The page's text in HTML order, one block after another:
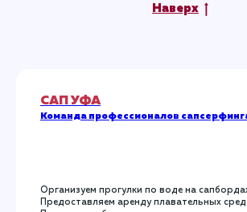
Наверх
САП УФА
Команда профессионалов
Организуем прогулки по воде на
Предоставляем аренду плавательных